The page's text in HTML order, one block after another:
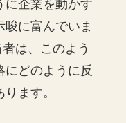
に企業を動かす
に富んでいま
は、このよう
にどのように反
ます。